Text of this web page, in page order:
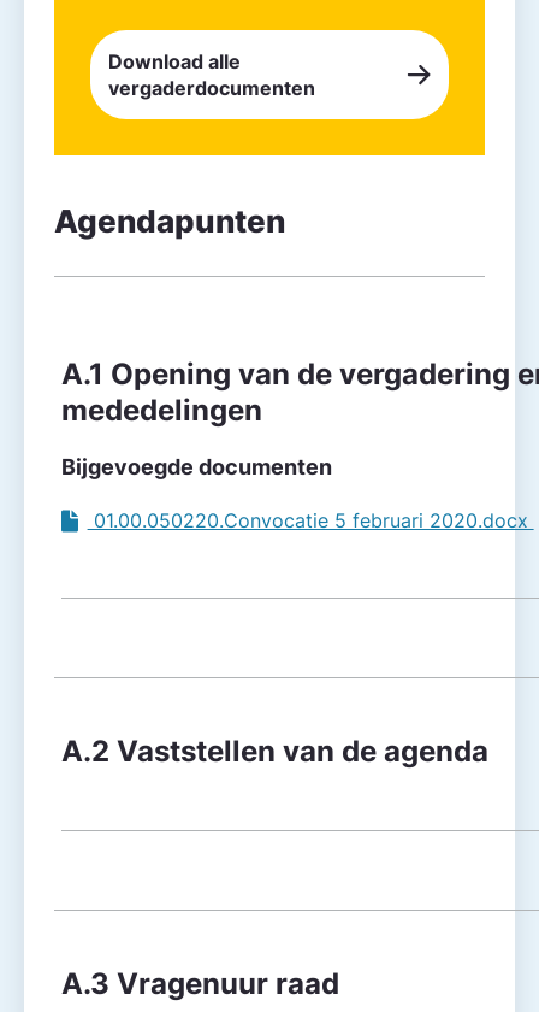
Download alle
vergaderdocumenten
Agendapunten
A.1 Opening van de vergadering
mededelingen
Bijgevoegde documenten
01.00.050220.Convocatie 5 februari 2020.docx
A.2 Vaststellen van de agenda
A.3 Vragenuur raad